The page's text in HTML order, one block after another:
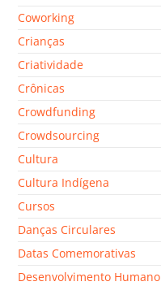
Coworking
Crianças
Criatividade
Crônicas
Crowdfunding
Crowdsourcing
Cultura
Cultura Indígena
Cursos
Danças Circulares
Datas Comemorativas
Desenvolvimento Humano